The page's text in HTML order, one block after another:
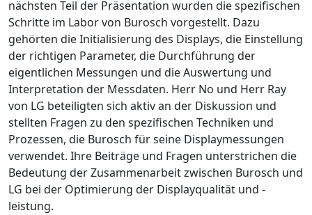
nächsten Teil der Präsentation wurden die spezifischen
Schritte im Labor von Burosch vorgestellt. Dazu
gehörten die Initialisierung des Displays, die Einstellung
der richtigen Parameter, die Durchführung der
eigentlichen Messungen und die Auswertung und
Interpretation der Messdaten. Herr No und Herr Ray
von LG beteiligten sich aktiv an der Diskussion und
stellten Fragen zu den spezifischen Techniken und
Prozessen, die Burosch für seine Displaymessungen
verwendet. Ihre Beiträge und Fragen unterstrichen die
Bedeutung der Zusammenarbeit zwischen Burosch und
LG bei der Optimierung der Displayqualität und -
leistung.